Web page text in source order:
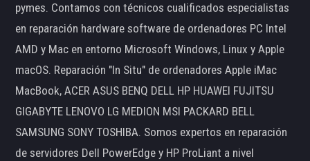
pymes. Contamos con técnicos cualificados especialistas
en reparación hardware software de ordenadores PC Intel
AMD y Mac en entorno Microsoft Windows, Linux y Apple
macOS. Reparación "In Situ" de ordenadores Apple iMac
MacBook, ACER ASUS BENQ DELL HP HUAWEI FUJITSU
GIGABYTE LENOVO LG MEDION MSI PACKARD BELL
SAMSUNG SONY TOSHIBA. Somos expertos en reparación
de servidores Dell PowerEdge y HP ProLiant a nivel